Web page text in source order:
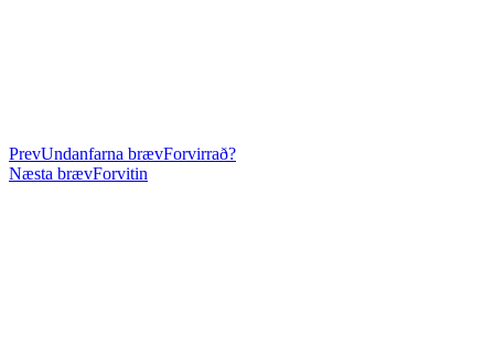
PrevUndanfarna brævForvirrað?
Næsta brævForvitin